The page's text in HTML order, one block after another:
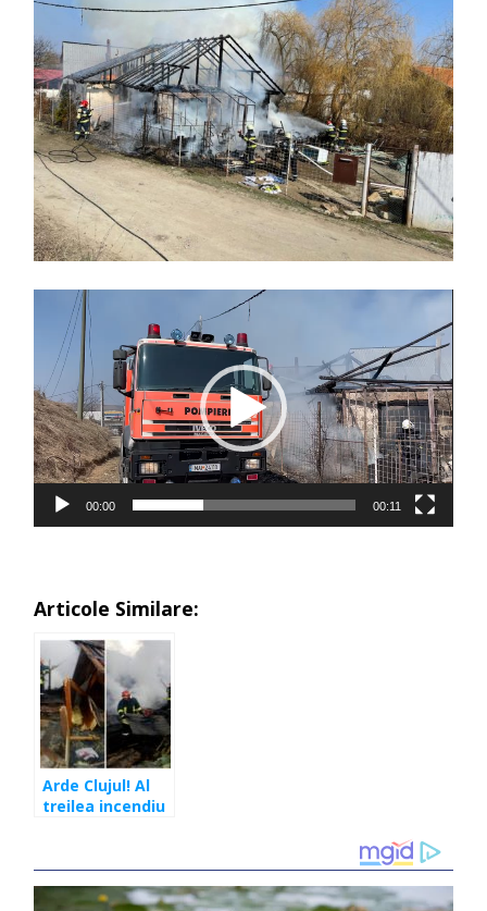
Player
video
00:00 00:11
Articole Similare:
Arde Clujul! Al
treilea incendiu
casă în
Sânnicoară